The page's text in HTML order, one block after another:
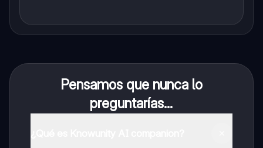
Pensamos que nunca lo
preguntarías...